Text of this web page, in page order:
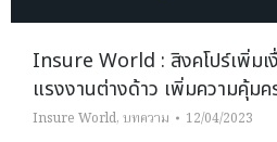
Insure World : สิงคโปร์เพิ่มเ
แรงงานต่างด้าว เพิ่มความคุ้ม
Insure World, บทความ 12/04/2023